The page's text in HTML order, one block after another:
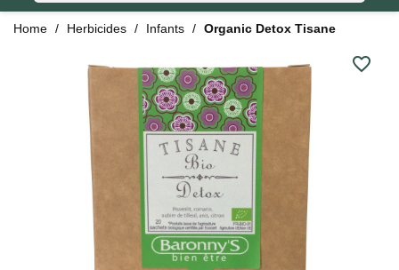
Home Herbicides Infants Organic Detox Tisane
favorite_border